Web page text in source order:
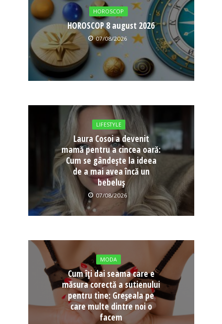
HOROSCOP
HOROSCOP 8 august 2026
07/08/2026
LIFESTYLE
Laura Cosoi a devenit
mamă pentru a cincea oară:
Cum se gândește la ideea
de a mai avea încă un
bebeluș
07/08/2026
MODA
Cum îți dai seama care e
măsura corectă a sutienului
pentru tine: Greșeala pe
care multe dintre noi o
facem